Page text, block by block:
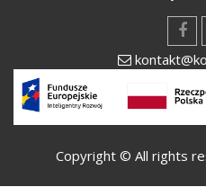
Copyright © All rights